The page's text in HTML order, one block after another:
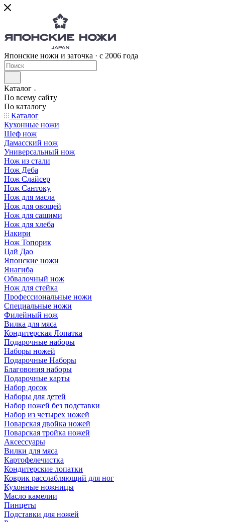
Японские ножи и заточка · с 2006 года
Каталог
По всему сайту
По каталогу
Каталог
Кухонные ножи
Шеф нож
Дамасский нож
Универсальный нож
Нож из стали
Нож Деба
Нож Слайсер
Нож Сантоку
Нож для масла
Нож для овощей
Нож для сашими
Нож для хлеба
Накири
Нож Топорик
Цай Дао
Японские ножи
Янагиба
Обвалочный нож
Нож для стейка
Профессиональные ножи
Специальные ножи
Филейный нож
Вилка для мяса
Кондитерская Лопатка
Подарочные наборы
Наборы ножей
Подарочные Наборы
Благовония наборы
Подарочные карты
Набор досок
Наборы для детей
Набор ножей без подставки
Набор из четырех ножей
Поварская двойка ножей
Поварская тройка ножей
Аксессуары
Вилки для мяса
Картофелечистка
Кондитерские лопатки
Коврик расслабляющий для ног
Кухонные ножницы
Масло камелии
Пинцеты
Подставки для ножей